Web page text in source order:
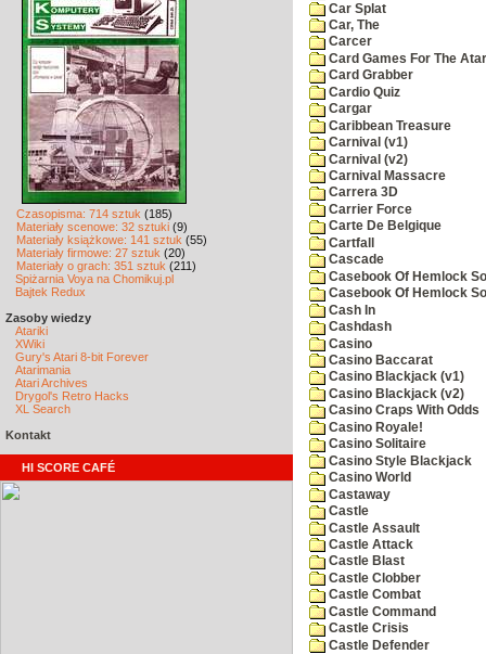
Czasopisma: 714 sztuk (185)
Materiały scenowe: 32 sztuki (9)
Materiały książkowe: 141 sztuk (55)
Materiały firmowe: 27 sztuk (20)
Materiały o grach: 351 sztuk (211)
Spiżarnia Voya na Chomikuj.pl
Bajtek Redux
Zasoby wiedzy
Atariki
XWiki
Gury's Atari 8-bit Forever
Atarimania
Atari Archives
Drygol's Retro Hacks
XL Search
Kontakt
HI SCORE CAFÉ
Car Splat
Car, The
Carcer
Card Games For The
Card Grabber
Cardio Quiz
Cargar
Caribbean Treasure
Carnival (v1)
Carnival (v2)
Carnival Massacre
Carrera 3D
Carrier Force
Carte De Belgique
Cartfall
Cascade
Casebook Of Hemlock
Casebook Of Hemlock
Cash In
Cashdash
Casino
Casino Baccarat
Casino Blackjack (v1)
Casino Blackjack (v2)
Casino Craps With Odds
Casino Royale!
Casino Solitaire
Casino Style Blackjack
Casino World
Castaway
Castle
Castle Assault
Castle Attack
Castle Blast
Castle Clobber
Castle Combat
Castle Command
Castle Crisis
Castle Defender